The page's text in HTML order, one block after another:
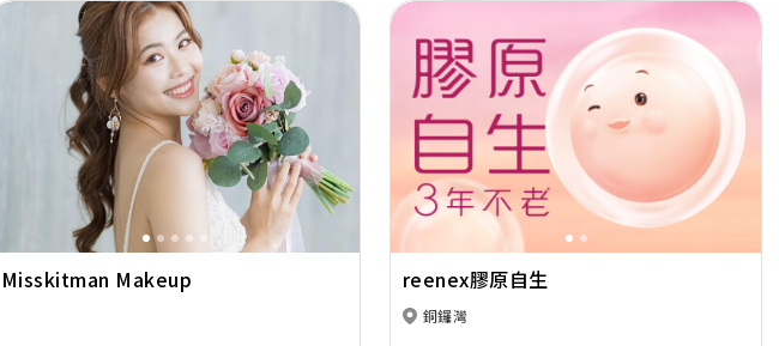
Previous
Misskitman Makeup
Previous Next
reenex膠原自生
銅鑼灣